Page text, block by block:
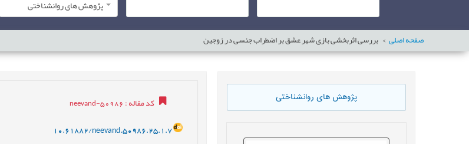
پژوهش های روانشناختی
صفحه اصلی بررسی اثربخشی بازی شهر عشق بر اضطراب جنسی در زوجین
پژوهش های روانشناختی کد مقاله: neevand-50986
10.61882/neevand.50986.25.1.7